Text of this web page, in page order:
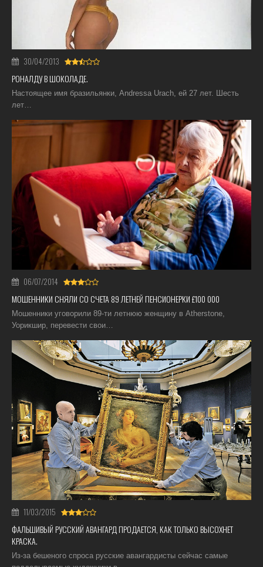
30/04/2013
РОНАЛДУ В ШОКОЛАДЕ.
Настоящее имя бразильянки, Andressa Urach, ей 27 лет. Шесть
лет…
06/07/2014
МОШЕННИКИ СНЯЛИ СО СЧЕТА 89 ЛЕТНЕЙ ПЕНСИОНЕРКИ £100 000
Мошенники уговорили 89-ти летнюю женщину в Atherstone,
Уорикшир, перевести свои…
11/03/2015
ФАЛЬШИВЫЙ РУССКИЙ АВАНГАРД ПРОДАЕТСЯ, КАК ТОЛЬКО ВЫСОХНЕТ
КРАСКА.
Из-за бешеного спроса русские авангардисты сейчас самые